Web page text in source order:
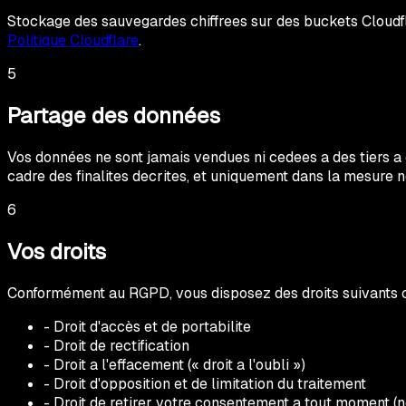
Stockage des sauvegardes chiffrees sur des buckets
Politique Cloudflare.
5
Partage des données
Vos données ne sont jamais vendues ni cedees a des
cadre des finalites decrites, et uniquement dans la mesure
6
Vos droits
Conformément au RGPD, vous disposez des droits
- Droit d'accès et de portabilite
- Droit de rectification
- Droit a l'effacement (« droit a l'oubli »)
- Droit d'opposition et de limitation du traitement